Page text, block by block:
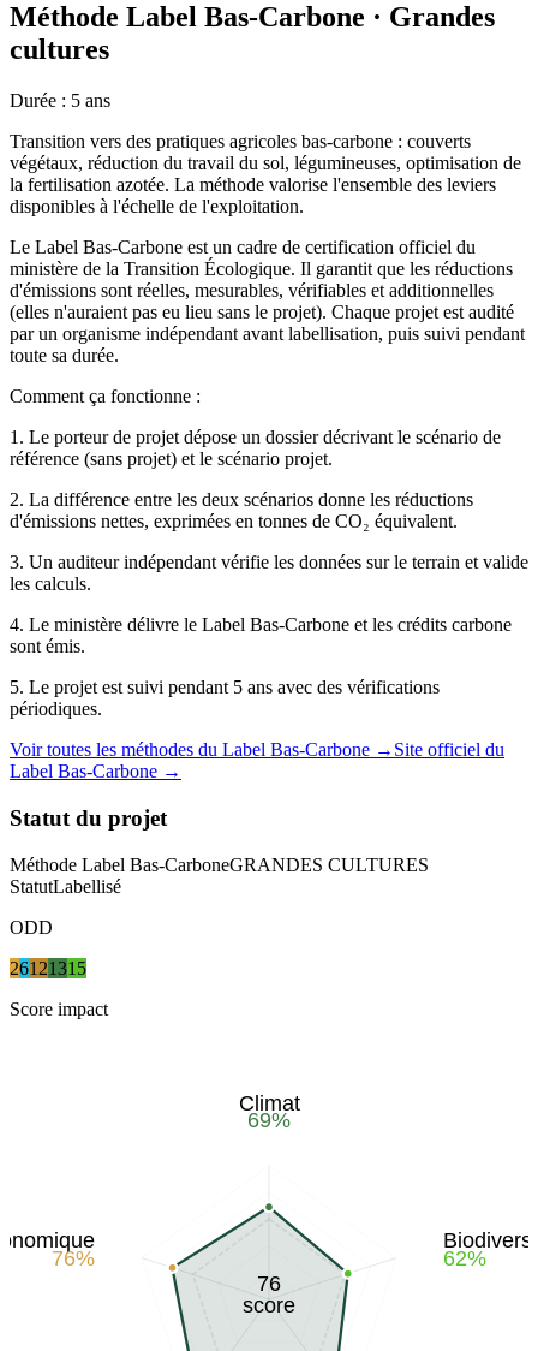
Méthode Label Bas-Carbone · Grandes
cultures
Durée : 5 ans
Transition vers des pratiques agricoles bas-carbone : couverts
végétaux, réduction du travail du sol, légumineuses, optimisation de
la fertilisation azotée. La méthode valorise l'ensemble des leviers
disponibles à l'échelle de l'exploitation.
Le Label Bas-Carbone est un cadre de certification officiel du
ministère de la Transition Écologique. Il garantit que les réductions
d'émissions sont réelles, mesurables, vérifiables et additionnelles
(elles n'auraient pas eu lieu sans le projet). Chaque projet est audité
par un organisme indépendant avant labellisation, puis suivi pendant
toute sa durée.
Comment ça fonctionne :
1. Le porteur de projet dépose un dossier décrivant le scénario de
référence (sans projet) et le scénario projet.
2. La différence entre les deux scénarios donne les réductions
d'émissions nettes, exprimées en tonnes de CO₂ équivalent.
3. Un auditeur indépendant vérifie les données sur le terrain et valide
les calculs.
4. Le ministère délivre le Label Bas-Carbone et les crédits carbone
sont émis.
5. Le projet est suivi pendant 5 ans avec des vérifications
périodiques.
Voir toutes les méthodes du Label Bas-Carbone → Site officiel du
Label Bas-Carbone →
Statut du projet
Méthode Label Bas-CarboneGRANDES CULTURES
StatutLabellisé
ODD
26121315
Score impact
Climat
69%
62%
76%
76
score